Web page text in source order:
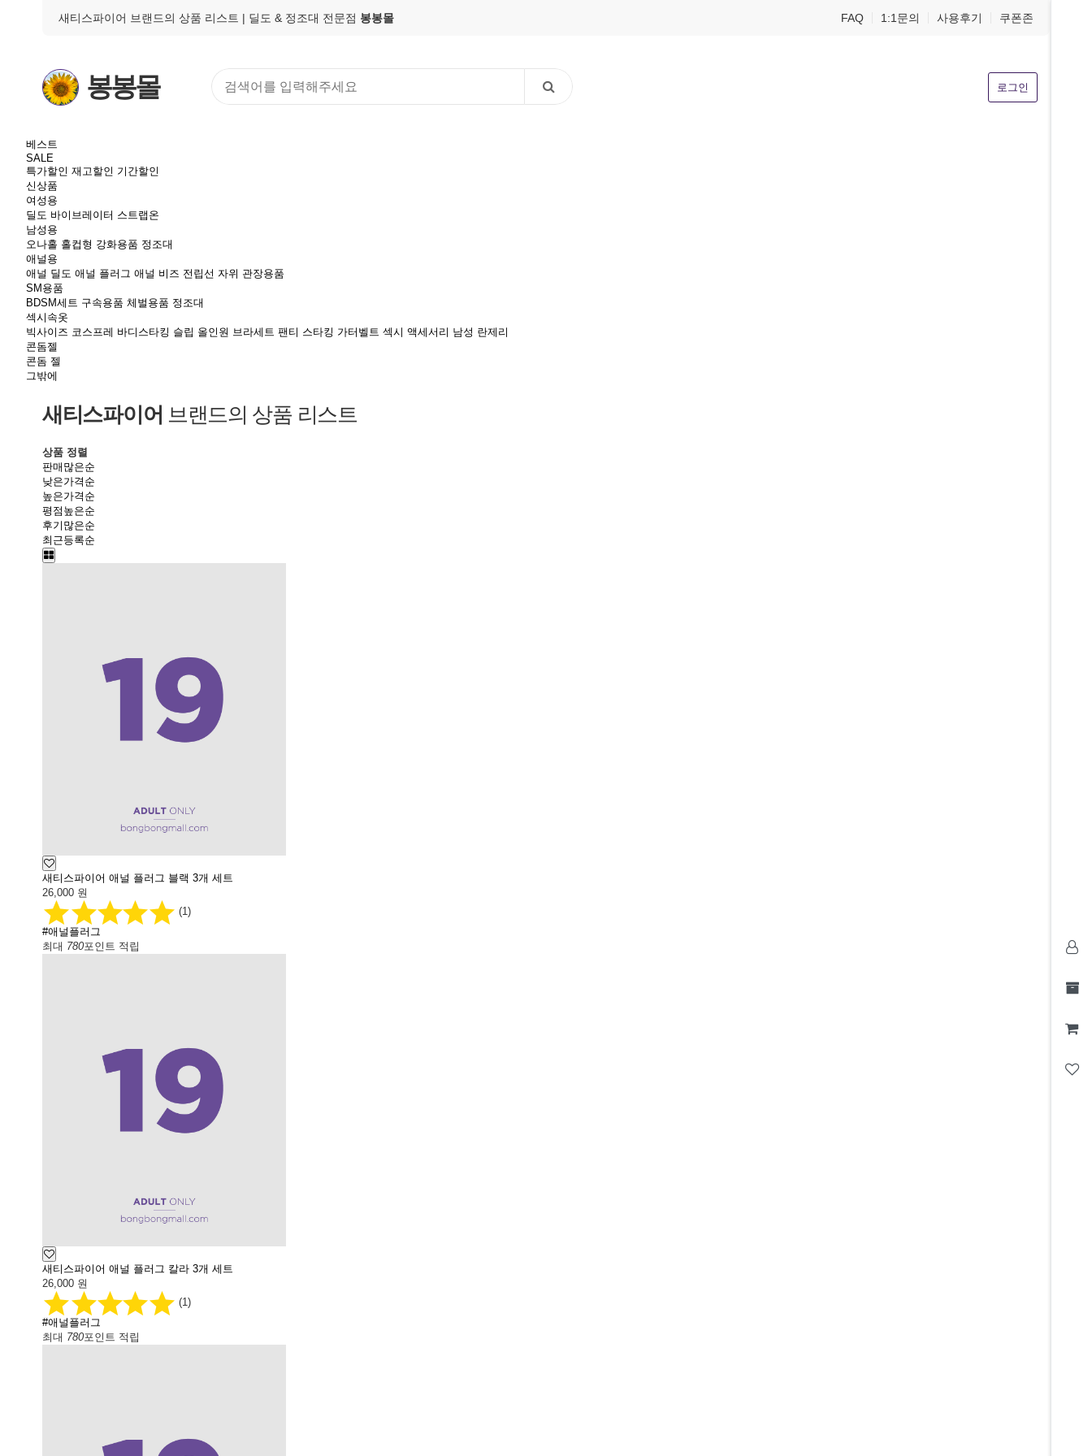
새티스파이어 브랜드의 상품 리스트 | 딜도 & 정조대 전문점 봉봉몰 FAQ 1:1문의 사용후기 쿠폰존
봉봉몰 로그인
베스트
SALE
특가할인 재고할인 기간할인
신상품
여성용
딜도 바이브레이터 스트랩온
남성용
오나홀 홀컵형 강화용품 정조대
애널용
애널 딜도 애널 플러그 애널 비즈 전립선 자위 관장용품
SM용품
BDSM세트 구속용품 체벌용품 정조대
섹시속옷
빅사이즈 코스프레 바디스타킹 슬립 올인원 브라세트 팬티 스타킹 가터벨트 섹시 액세서리 남성 란제리
콘돔젤
콘돔 젤
그밖에
새티스파이어 브랜드의 상품 리스트
상품 정렬
판매많은순
낮은가격순
높은가격순
평점높은순
후기많은순
최근등록순
새티스파이어 애널 플러그 블랙 3개 세트
26,000 원
(1)
#애널플러그
최대 780포인트 적립
새티스파이어 애널 플러그 칼라 3개 세트
26,000 원
(1)
#애널플러그
최대 780포인트 적립